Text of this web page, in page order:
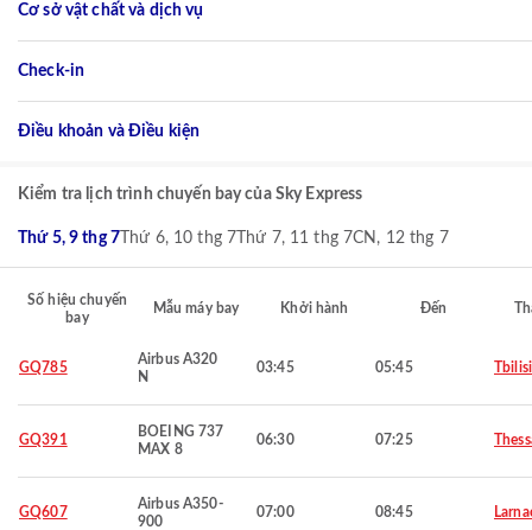
Cơ sở vật chất và dịch vụ
Check-in
Điều khoản và Điều kiện
Kiểm tra lịch trình chuyến bay của Sky Express
Thứ 5, 9 thg 7Thứ 6, 10 thg 7 Thứ 7, 11 thg 7CN, 12 thg 7
Số hiệu chuyến
bay
Mẫu máy bay Khởi hành Đến
GQ785
Airbus A320
N
03:45 05:45 Tbilisi
GQ391
BOEING 737
MAX 8
06:30 07:25
GQ607
Airbus A350-
900
07:00 08:45